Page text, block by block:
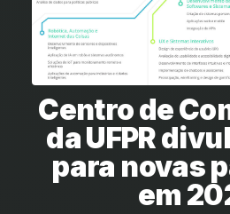
Centro de
da UFPR
para novas
em